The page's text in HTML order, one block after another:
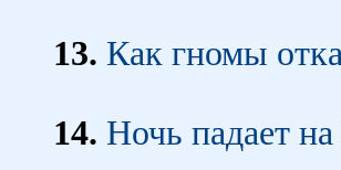
13. Как гномы
14. Ночь падает